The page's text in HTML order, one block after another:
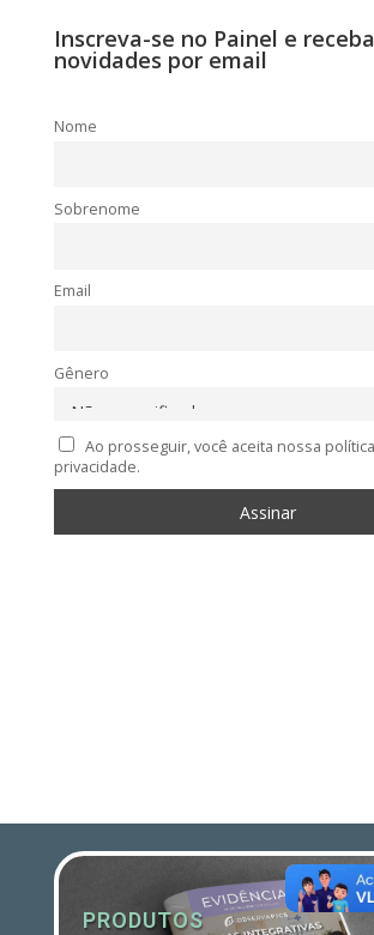
Inscreva-se no Painel e
novidades por email
Nome
Sobrenome
Email
Gênero
Ao prosseguir, você aceita nossa
privacidade.
PRODUTOS